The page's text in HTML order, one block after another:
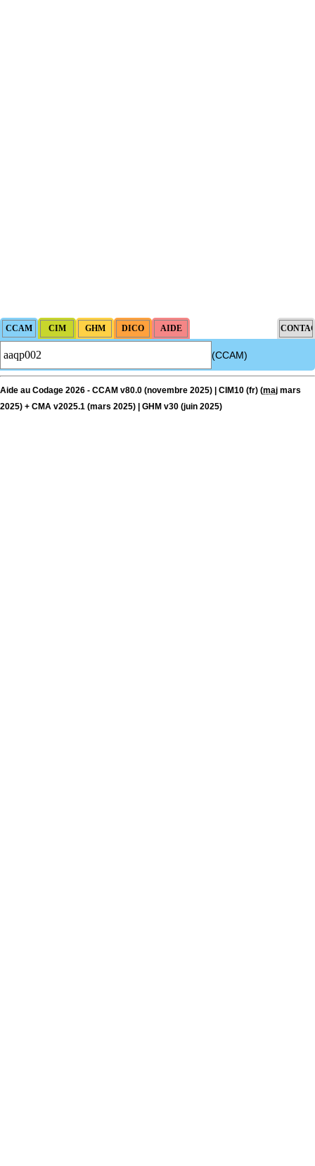
(CCAM)
Aide au Codage 2026 - CCAM v80.0 (novembre 2025) | CIM10 (fr) (maj mars
2025) + CMA v2025.1 (mars 2025) | GHM v30 (juin 2025)